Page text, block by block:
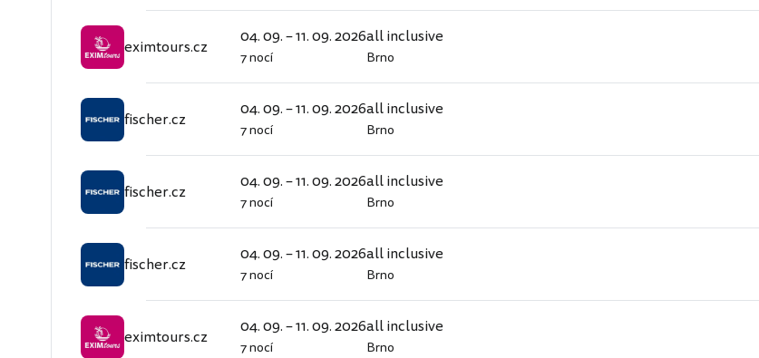
eximtours.cz
eximtours.cz
eximtours.cz 04. 09. – 11. 09. 2026
7 nocí
all inclusive
Brno
fischer.cz 04. 09. – 11. 09. 2026
7 nocí
all inclusive
Brno
fischer.cz 04. 09. – 11. 09. 2026
7 nocí
all inclusive
Brno
fischer.cz 04. 09. – 11. 09. 2026
7 nocí
all inclusive
Brno
eximtours.cz 04. 09. – 11. 09. 2026
7 nocí
all inclusive
Brno